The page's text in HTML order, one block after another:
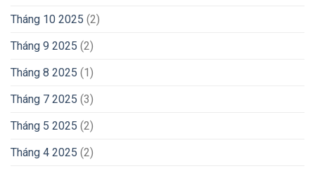
Tháng 10 2025 (2)
Tháng 9 2025 (2)
Tháng 8 2025 (1)
Tháng 7 2025 (3)
Tháng 5 2025 (2)
Tháng 4 2025 (2)